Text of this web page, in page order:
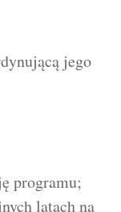
jego
programu;
latach na